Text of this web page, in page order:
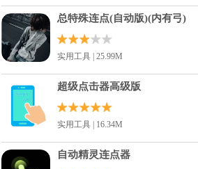
总特殊连点(自动版)(内有弓)
实用工具 | 25.99M
超级点击器高级版
实用工具 | 16.34M
自动精灵连点器